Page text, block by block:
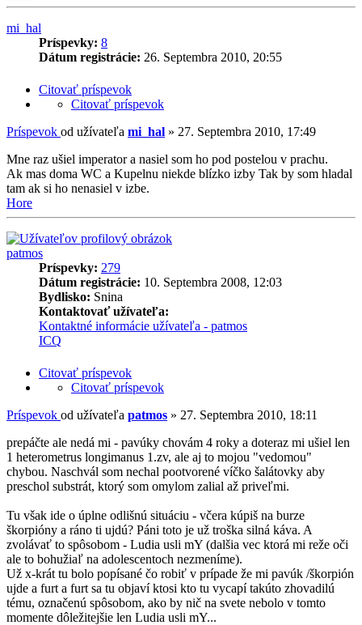
mi_hal
Príspevky: 8
Dátum registrácie: 26. Septembra 2010, 20:55
Citovať príspevok
Citovať príspevok
Príspevok od užívateľa mi_hal » 27. Septembra 2010, 17:49
Mne raz ušiel imperator a nasiel som ho pod postelou v prachu.
Ak mas doma WC a Kupelnu niekde blízko izby Tak by som hladal
tam ak si ho nenasiel v izbe.
Hore
patmos
Príspevky: 279
Dátum registrácie: 10. Septembra 2008, 12:03
Bydlisko: Snina
Kontaktovať užívateľa:
Kontaktné informácie užívateľa - patmos
ICQ
Citovať príspevok
Citovať príspevok
Príspevok od užívateľa patmos » 27. Septembra 2010, 18:11
prepáčte ale nedá mi - pavúky chovám 4 roky a doteraz mi ušiel len
1 heterometrus longimanus 1.zv, ale aj to mojou "vedomou"
chybou. Naschvál som nechal pootvorené víčko šalátovky aby
preschol substrát, ktorý som omylom zalial až priveľmi.
Tu však ide o úplne odlišnú situáciu - včera kúpiš na burze
škorpióny a ráno ti ujdú? Páni toto je už troška silná káva. A
zvolávať to spôsobom - Ludia usli mY (dalšia vec ktorá mi reže oči
ale to bohužiaľ na adolescentoch nezmeníme).
Už x-krát tu bolo popísané čo robiť v prípade že mi pavúk /škorpión
ujde a furt a furt sa tu objaví ktosi kto tu vycapí takúto zhovadilú
tému, označenú spôsobom, ako by nič na svete nebolo v tomto
momente dôležitejšie len Ludia usli mY...